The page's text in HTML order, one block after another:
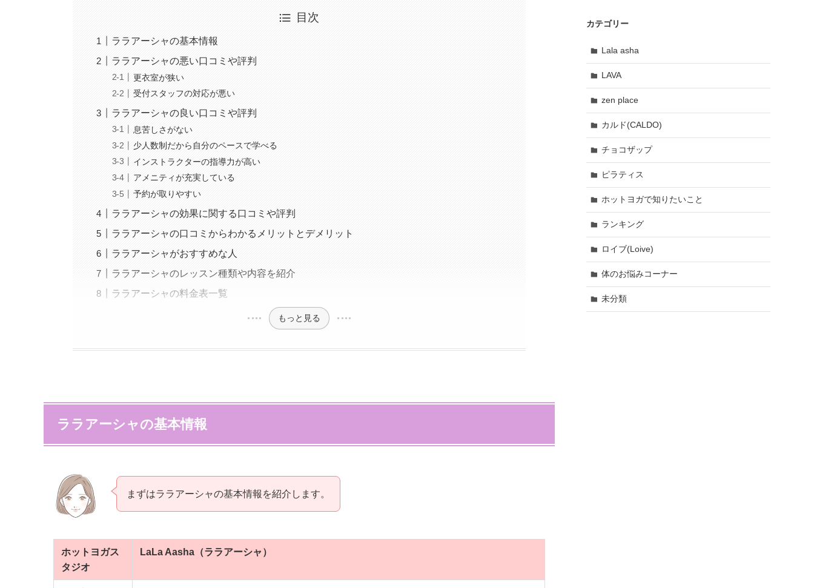
目次
ララアーシャの基本情報
ララアーシャの悪い口コミや評判
更衣室が狭い
受付スタッフの対応が悪い
ララアーシャの良い口コミや評判
息苦しさがない
少人数制だから自分のペースで学べる
インストラクターの指導力が高い
アメニティが充実している
予約が取りやすい
ララアーシャの効果に関する口コミや評判
ララアーシャの口コミからわかるメリットとデメリット
ララアーシャがおすすめな人
ララアーシャのレッスン種類や内容を紹介
ララアーシャの料金表一覧
もっと見る
ララアーシャの基本情報
まずはララアーシャの基本情報を紹介します。
ホットヨガス
タジオ
LaLa Aasha（ララアーシャ）
カテゴリー
Lala asha
LAVA
zen place
カルド(CALDO)
チョコザップ
ピラティス
ホットヨガで知りたいこと
ランキング
ロイブ(Loive)
体のお悩みコーナー
未分類